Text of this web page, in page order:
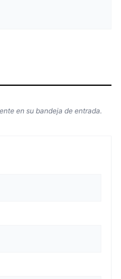
en su bandeja de entrada.